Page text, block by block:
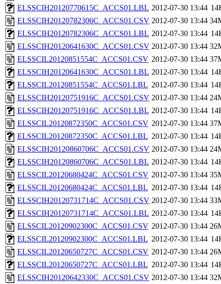
ELSSCIH20120770615C_ACCS01.LBL 2012-07-30 13:44
ELSSCIH20120782306C_ACCS01.CSV 2012-07-30 13:44
ELSSCIH20120782306C_ACCS01.LBL 2012-07-30 13:44
ELSSCIH20120641630C_ACCS01.CSV 2012-07-30 13:44
ELSSCIL20120851554C_ACCS01.CSV 2012-07-30 13:44
ELSSCIH20120641630C_ACCS01.LBL 2012-07-30 13:44
ELSSCIL20120851554C_ACCS01.LBL 2012-07-30 13:44
ELSSCIH20120751916C_ACCS01.CSV 2012-07-30 13:44
ELSSCIH20120751916C_ACCS01.LBL 2012-07-30 13:44
ELSSCIL20120872350C_ACCS01.CSV 2012-07-30 13:44
ELSSCIL20120872350C_ACCS01.LBL 2012-07-30 13:44
ELSSCIH20120860706C_ACCS01.CSV 2012-07-30 13:44
ELSSCIH20120860706C_ACCS01.LBL 2012-07-30 13:44
ELSSCIL20120680424C_ACCS01.CSV 2012-07-30 13:44
ELSSCIL20120680424C_ACCS01.LBL 2012-07-30 13:44
ELSSCIH20120731714C_ACCS01.CSV 2012-07-30 13:44
ELSSCIH20120731714C_ACCS01.LBL 2012-07-30 13:44
ELSSCIL20120902300C_ACCS01.CSV 2012-07-30 13:44
ELSSCIL20120902300C_ACCS01.LBL 2012-07-30 13:44
ELSSCIL20120650727C_ACCS01.CSV 2012-07-30 13:44
ELSSCIL20120650727C_ACCS01.LBL 2012-07-30 13:44
ELSSCIH20120642330C_ACCS01.CSV 2012-07-30 13:44